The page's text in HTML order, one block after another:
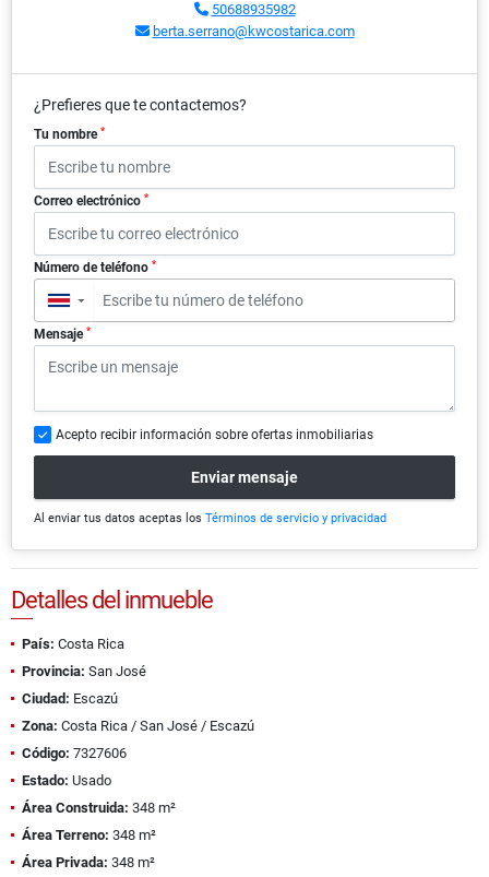
50688935982
berta.serrano@kwcostarica.com
¿Prefieres que te contactemos?
Tu nombre *
Correo electrónico *
Número de teléfono *
▼
Mensaje *
Acepto recibir información sobre ofertas inmobiliarias
Enviar mensaje
Al enviar tus datos aceptas los Términos de servicio y privacidad
Detalles del inmueble
País: Costa Rica
Provincia: San José
Ciudad: Escazú
Zona: Costa Rica / San José / Escazú
Código: 7327606
Estado: Usado
Área Construida: 348 m²
Área Terreno: 348 m²
Área Privada: 348 m²